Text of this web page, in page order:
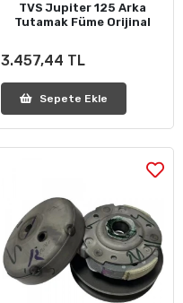
TVS Jupiter 125 Arka
Tutamak Füme Orijinal
3.457,44 TL
Sepete Ekle